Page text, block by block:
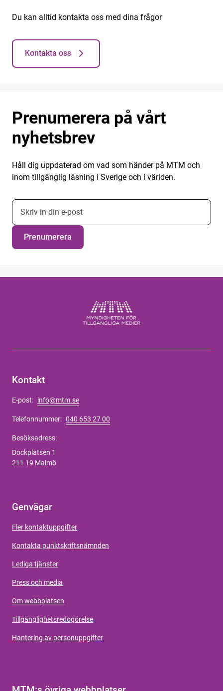
Du kan alltid kontakta oss med dina frågor
Kontakta oss
Prenumerera på vårt
nyhetsbrev
Håll dig uppdaterad om vad som händer på MTM och
inom tillgänglig läsning i Sverige och i världen.
E-postadress nyhetsbrevsprenumeration
Prenumerera
Kontakt
E-post: info@mtm.se
Telefonnummer: 040 653 27 00
Besöksadress:
Dockplatsen 1
211 19 Malmö
Genvägar
Fler kontaktuppgifter
Kontakta punktskriftsnämnden
Lediga tjänster
Press och media
Om webbplatsen
Tillgänglighetsredogörelse
Hantering av personuppgifter